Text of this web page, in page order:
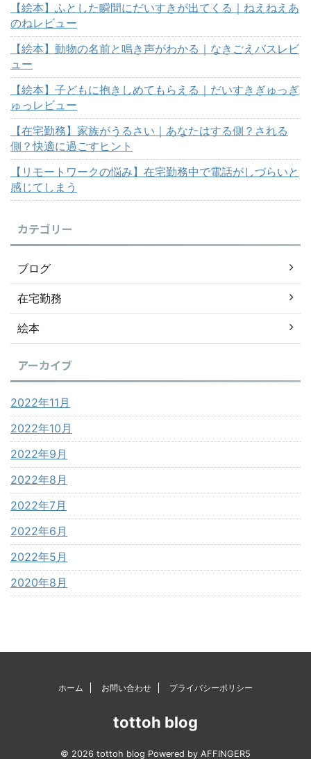
【絵本】ふとした瞬間にだいすきが出てくる｜ねえねえあ
のねレビュー
【絵本】動物の名前と鳴き声がわかる｜なきごえバスレビ
ュー
【絵本】子どもに抱きしめてもらえる｜だいすきぎゅっぎ
ゅっレビュー
【在宅勤務】家族がうるさい｜あなたはする側？される
側？快適に過ごすヒント
【リモートワークの悩み】在宅勤務中で電話がしづらいと
感じてしまう
カテゴリー
ブログ
在宅勤務
絵本
アーカイブ
2022年11月
2022年10月
2022年9月
2022年8月
2022年7月
2022年6月
2022年5月
2020年8月
ホーム お問い合わせ プライバシーポリシー
tottoh blog
© 2026 tottoh blog Powered by AFFINGER5